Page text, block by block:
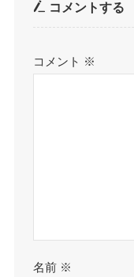
コメントする
コメント ※
名前 ※